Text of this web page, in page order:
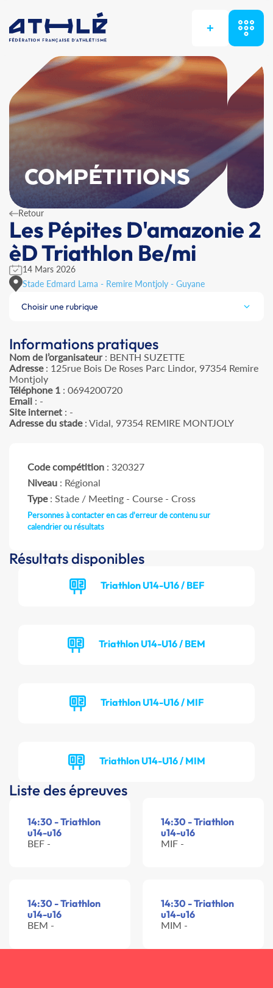
+
COMPÉTITIONS
Retour
Les Pépites D'amazonie 2
èD Triathlon Be/mi
14 Mars 2026
Stade Edmard Lama - Remire Montjoly - Guyane
Choisir une rubrique
Informations pratiques
Nom de l’organisateur: BENTH SUZETTE
Adresse: 125rue Bois De Roses Parc Lindor, 97354 Remire
Montjoly
Téléphone 1 : 0694200720
Email : -
Site internet : -
Adresse du stade: Vidal, 97354 REMIRE MONTJOLY
Code compétition : 320327
Niveau : Régional
Type: Stade / Meeting - Course - Cross
Personnes à contacter en cas d'erreur de contenu sur
calendrier ou résultats
Résultats disponibles
Triathlon U14-U16 / BEF
Triathlon U14-U16 / BEM
Triathlon U14-U16 / MIF
Triathlon U14-U16 / MIM
Liste des épreuves
14:30 - Triathlon
u14-u16
BEF -
14:30 - Triathlon
u14-u16
MIF -
14:30 - Triathlon
u14-u16
BEM -
14:30 - Triathlon
u14-u16
MIM -